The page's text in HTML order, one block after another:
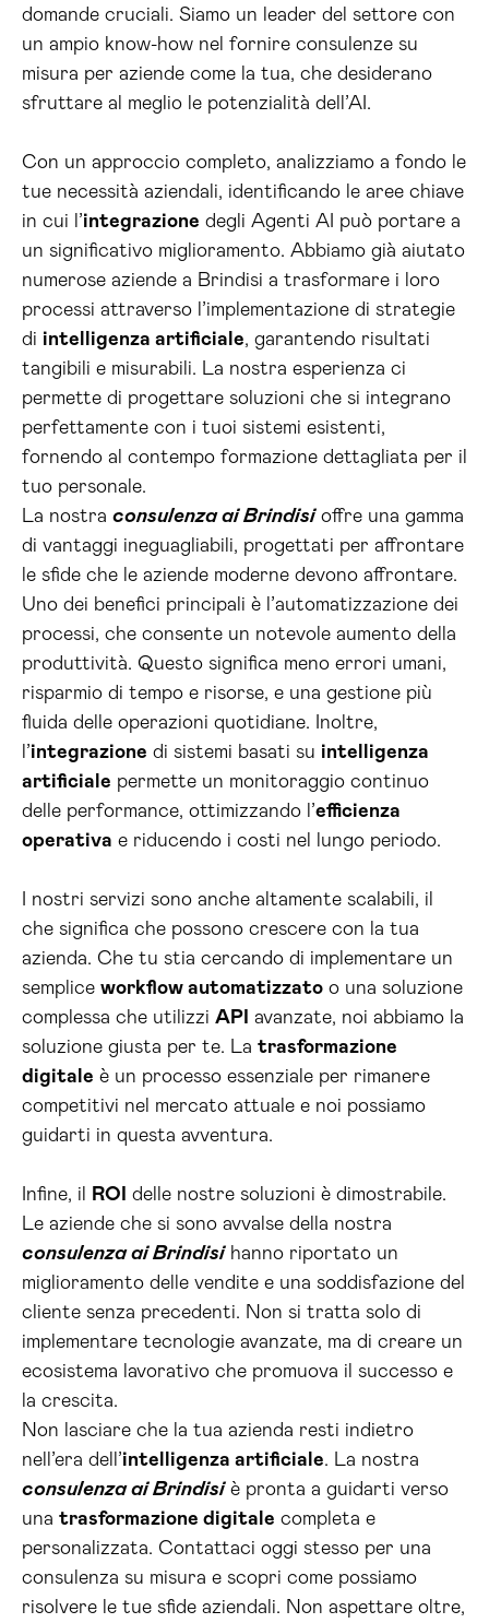
domande cruciali. Siamo un leader del settore con
un ampio know-how nel fornire consulenze su
misura per aziende come la tua, che desiderano
sfruttare al meglio le potenzialità dell’AI.
Con un approccio completo, analizziamo a fondo le
tue necessità aziendali, identificando le aree chiave
in cui l’integrazione degli Agenti AI può portare a
un significativo miglioramento. Abbiamo già aiutato
numerose aziende a Brindisi a trasformare i loro
processi attraverso l’implementazione di strategie
di intelligenza artificiale, garantendo risultati
tangibili e misurabili. La nostra esperienza ci
permette di progettare soluzioni che si integrano
perfettamente con i tuoi sistemi esistenti,
fornendo al contempo formazione dettagliata per il
tuo personale.
La nostra consulenza ai Brindisioffre una gamma
di vantaggi ineguagliabili, progettati per affrontare
le sfide che le aziende moderne devono affrontare.
Uno dei benefici principali è l’automatizzazione dei
processi, che consente un notevole aumento della
produttività. Questo significa meno errori umani,
risparmio di tempo e risorse, e una gestione più
fluida delle operazioni quotidiane. Inoltre,
l’integrazione di sistemi basati su intelligenza
artificiale permette un monitoraggio continuo
delle performance, ottimizzando l’efficienza
operativa e riducendo i costi nel lungo periodo.
I nostri servizi sono anche altamente scalabili, il
che significa che possono crescere con la tua
azienda. Che tu stia cercando di implementare un
semplice workflow automatizzato o una soluzione
complessa che utilizzi API avanzate, noi abbiamo la
soluzione giusta per te. La trasformazione
digitale è un processo essenziale per rimanere
competitivi nel mercato attuale e noi possiamo
guidarti in questa avventura.
Infine, il ROI
delle nostre soluzioni è dimostrabile.
Le aziende che si sono avvalse della nostra
consulenza ai Brindisihanno riportato un
miglioramento delle vendite e una soddisfazione del
cliente senza precedenti. Non si tratta solo di
implementare tecnologie avanzate, ma di creare un
ecosistema lavorativo che promuova il successo e
la crescita.
Non lasciare che la tua azienda resti indietro
nell’era dell’intelligenza artificiale. La nostra
consulenza ai Brindisiè pronta a guidarti verso
una trasformazione digitale completa e
personalizzata. Contattaci oggi stesso per una
consulenza su misura e scopri come possiamo
risolvere le tue sfide aziendali. Non aspettare oltre,